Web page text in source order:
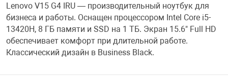
НАБОР ДЛЯ
Lenovo V15 G4 IRU — производительный ноутбук для
бизнеса и работы. Оснащен процессором Intel Core i5-
13420H, 8 ГБ памяти и SSD на 1 ТБ. Экран 15.6" Full HD
обеспечивает комфорт при длительной работе.
Классический дизайн в Business Black.